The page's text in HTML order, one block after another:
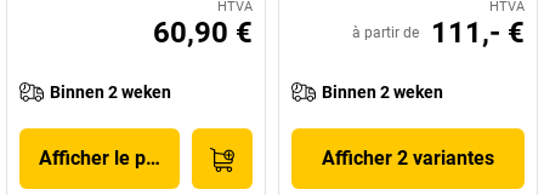
HTVA
60,90 €
Binnen 2 weken
Afficher le produit
HTVA
à partir de 111,- €
Binnen 2 weken
Afficher 2 variantes